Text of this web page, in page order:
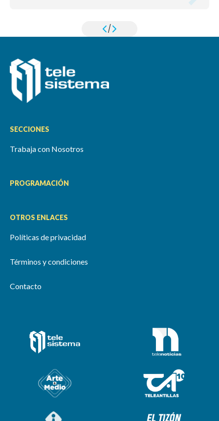
/
SECCIONES
Trabaja con Nosotros
PROGRAMACIÓN
OTROS ENLACES
Políticas de privacidad
Términos y condiciones
Contacto